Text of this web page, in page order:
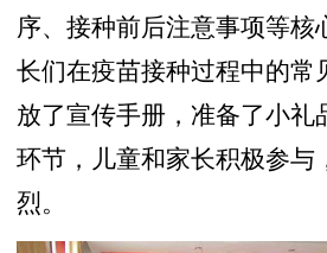
序、接种前后注意事项等核
长们在疫苗接种过程中的常
放了宣传手册，准备了小礼
环节，儿童和家长积极参与
烈。